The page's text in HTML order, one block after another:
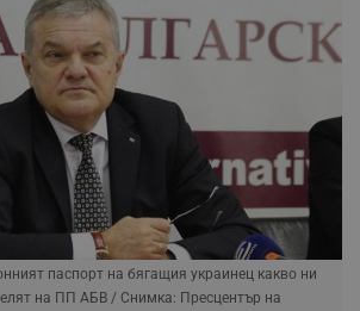
паспорт на бягащия украинец какво ни
на ПП АБВ / Снимка: Пресцентър на